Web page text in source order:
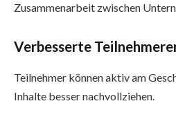
Zusammenarbeit zwischen
Verbesserte
Teilnehmer können aktiv am
Inhalte besser nachvollziehen.